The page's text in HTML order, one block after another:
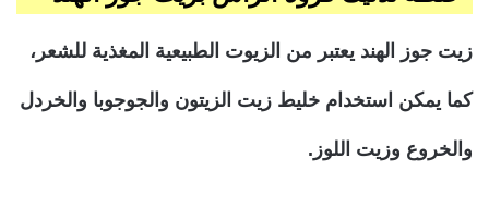
زيت جوز الهند يعتبر من الزيوت الطبيعية المغذية للشعر،
كما يمكن استخدام خليط زيت الزيتون والجوجوبا والخردل
والخروع وزيت اللوز.